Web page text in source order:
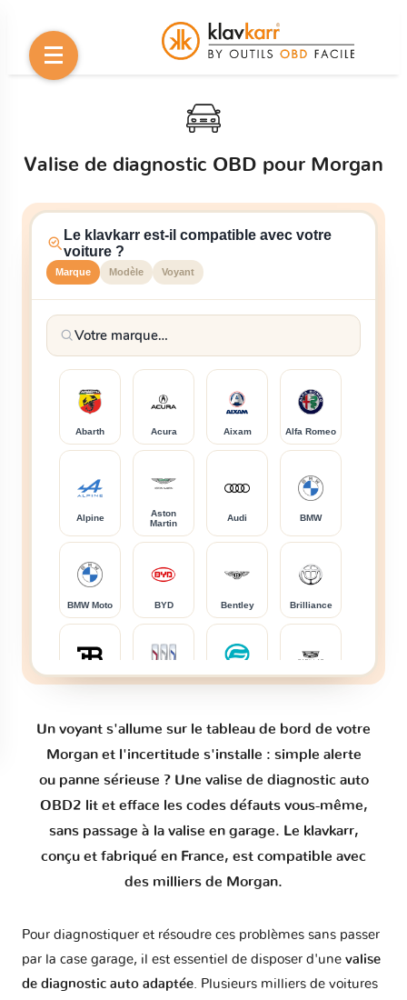
Valise de diagnostic OBD pour Morgan
Le klavkarr est-il compatible avec votre
voiture ?
Marque Modèle Voyant
Abarth Acura Aixam Alfa Romeo
Alpine
Aston
Martin
Audi BMW
BMW Moto BYD Bentley Brilliance
Bugatti Buick CFMOTO Cadillac
Chevrolet Chrysler Cupra
DR DS Dacia Daewoo
Un voyant s'allume sur le tableau de bord de votre
Morgan et l'incertitude s'installe : simple alerte
ou panne sérieuse ? Une valise de diagnostic auto
OBD2 lit et efface les codes défauts vous-même,
sans passage à la valise en garage. Le klavkarr,
conçu et fabriqué en France, est compatible avec
des milliers de Morgan.
Pour diagnostiquer et résoudre ces problèmes sans passer
par la case garage, il est essentiel de disposer d'une valise
de diagnostic auto adaptée . Plusieurs milliers de voitures